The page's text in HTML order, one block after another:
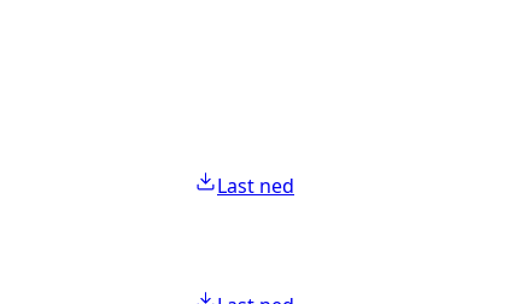
Last ned